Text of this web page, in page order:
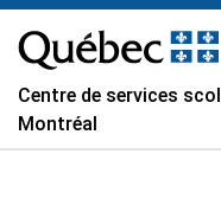
au
contenu
Centre de services
Montréal